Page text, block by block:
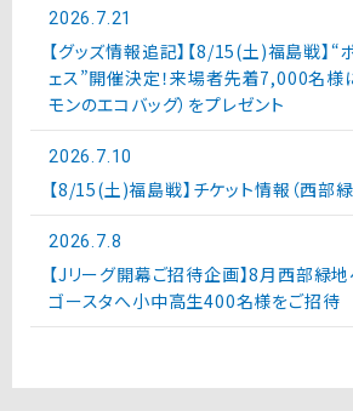
2026.7.21
【グッズ情報追記】【8/15(土)福島戦】“
ェス”開催決定！来場者先着7,000名様
モンのエコバッグ）をプレゼント
2026.7.10
【8/15(土)福島戦】チケット情報（西部緑
2026.7.8
【Jリーグ開幕ご招待企画】8月西部緑
ゴースタへ小中高生400名様をご招待